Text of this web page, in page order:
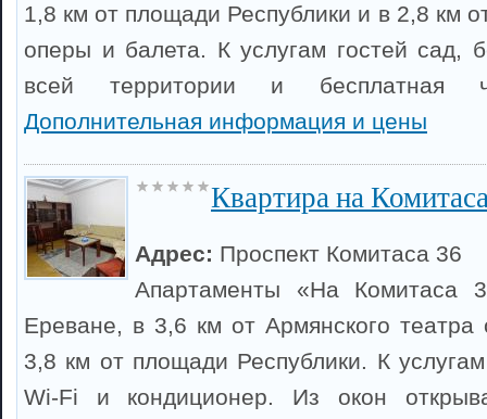
1,8 км от площади Республики и в 2,8 км
оперы и балета. К услугам гостей сад,
всей территории и бесплатная
Дополнительная информация и цены
Квартира на
Адрес: Проспект Комитаса 36
Апартаменты «На Комитаса
Ереване, в 3,6 км от Армянского
3,8 км от площади Республики. К
Wi-Fi и кондиционер. Из окон